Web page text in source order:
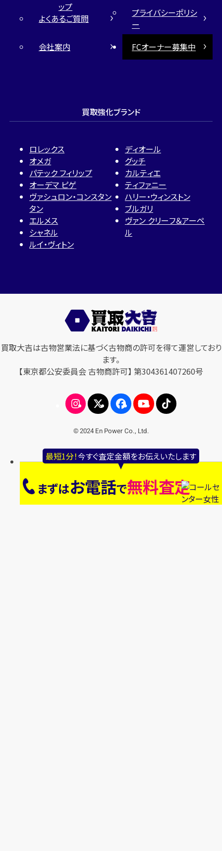
最短1分！今すぐ査定金額をお伝えいたします
まずはお電話で無料査定
ップ
よくあるご質問
プライバシーポリシ
ー
会社案内
FCオーナー募集中
買取強化ブランド
ロレックス
オメガ
パテック フィリップ
オーデマ ピゲ
ヴァシュロン・コンスタン
タン
エルメス
シャネル
ルイ・ヴィトン
ディオール
グッチ
カルティエ
ティファニー
ハリー・ウィンストン
ブルガリ
ヴァン クリーフ＆アーペ
ル
買取大吉は古物営業法に基づく古物商の許可を得て運営しており
ます。
【東京都公安委員会 古物商許可】 第304361407260号
© 2024 En Power Co., Ltd.